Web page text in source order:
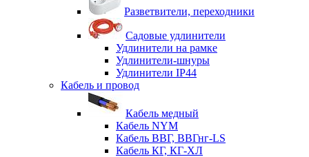
Разветвители, переходники
Садовые удлинители
Удлинители на рамке
Удлинители-шнуры
Удлинители IP44
Кабель и провод
Кабель медный
Кабель NYM
Кабель ВВГ, ВВГнг-LS
Кабель КГ, КГ-ХЛ